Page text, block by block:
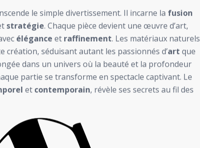
le simple divertissement. Il incarne la fusion
stratégie. Chaque pièce devient une œuvre d’art,
élégance et raffinement. Les matériaux naturels
création, séduisant autant les passionnés d’art que
dans un univers où la beauté et la profondeur
partie se transforme en spectacle captivant. Le
et contemporain, révèle ses secrets au fil des